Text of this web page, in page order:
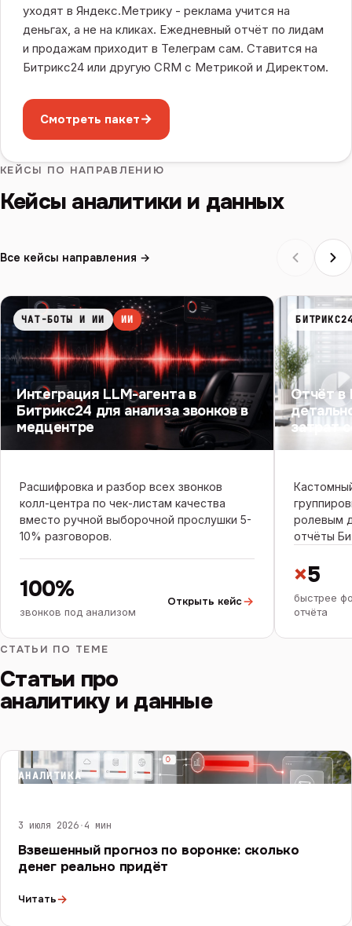
уходят в Яндекс.Метрику - реклама учится на
деньгах, а не на кликах. Ежедневный отчёт по лидам
и продажам приходит в Телеграм сам. Ставится на
Битрикс24 или другую CRM с Метрикой и Директом.
Смотреть пакет→
КЕЙСЫ ПО НАПРАВЛЕНИЮ
Кейсы аналитики и данных
Все кейсы направления →
ЧАТ-БОТЫ И ИИ ИИ
Интеграция LLM-агента в
Битрикс24 для анализа звонков в
медцентре
Расшифровка и разбор всех звонков
колл-центра по чек-листам качества
вместо ручной выборочной прослушки 5-
10% разговоров.
100%
звонков под анализом
Открыть кейс
Отчёт в
затрат
ролевым
отчёты
×5
быстрее
отчёта
СТАТЬИ ПО ТЕМЕ
Статьи про
аналитику и данные
АНАЛИТИКА
3 июля 2026·4 мин
Взвешенный прогноз по воронке: сколько
денег реально придёт
Читать→